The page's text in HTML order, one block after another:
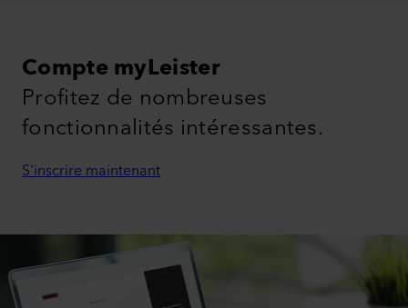
Compte myLeister
Profitez de nombreuses
fonctionnalités intéressantes.
S'inscrire maintenant